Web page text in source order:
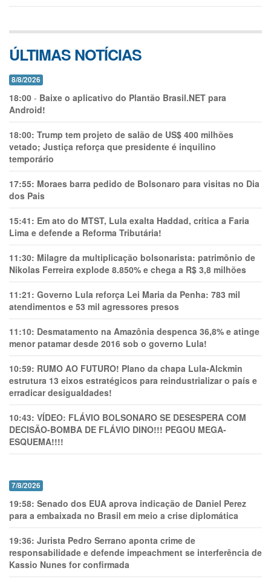
ÚLTIMAS NOTÍCIAS
8/8/2026
18:00 - Baixe o aplicativo do Plantão Brasil.NET para
Android!
18:00: Trump tem projeto de salão de US$ 400 milhões
vetado; Justiça reforça que presidente é inquilino
temporário
17:55: Moraes barra pedido de Bolsonaro para visitas no Dia
dos Pais
15:41: Em ato do MTST, Lula exalta Haddad, critica a Faria
Lima e defende a Reforma Tributária!
11:30: Milagre da multiplicação bolsonarista: patrimônio de
Nikolas Ferreira explode 8.850% e chega a R$ 3,8 milhões
11:21: Governo Lula reforça Lei Maria da Penha: 783 mil
atendimentos e 53 mil agressores presos
11:10: Desmatamento na Amazônia despenca 36,8% e atinge
menor patamar desde 2016 sob o governo Lula!
10:59: RUMO AO FUTURO! Plano da chapa Lula-Alckmin
estrutura 13 eixos estratégicos para reindustrializar o país e
erradicar desigualdades!
10:43: VÍDEO: FLÁVIO BOLSONARO SE DESESPERA COM
DECISÃO-BOMBA DE FLÁVIO DINO!!! PEGOU MEGA-
ESQUEMA!!!!
7/8/2026
19:58: Senado dos EUA aprova indicação de Daniel Perez
para a embaixada no Brasil em meio a crise diplomática
19:36: Jurista Pedro Serrano aponta crime de
responsabilidade e defende impeachment se interferência de
Kassio Nunes for confirmada